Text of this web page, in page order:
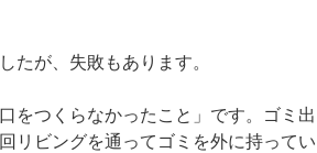
たが、失敗もあります。
をつくらなかったこと」です。ゴミ出
リビングを通ってゴミを外に持ってい